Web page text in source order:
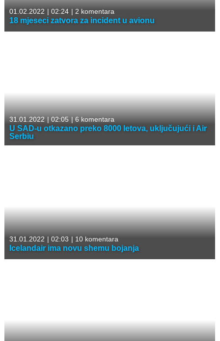
01.02.2022 | 02:24 | 2 komentara
18 mjeseci zatvora za incident u avionu
31.01.2022 |02:05 |6 komentara
U SAD-u otkazano preko 8000 letova, uključujući i Air
Serbiu
31.01.2022 | 02:03 | 10 komentara
Icelandair ima novu shemu bojanja